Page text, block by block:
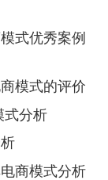
式优秀案例
模式的评价
式分析
商模式分析